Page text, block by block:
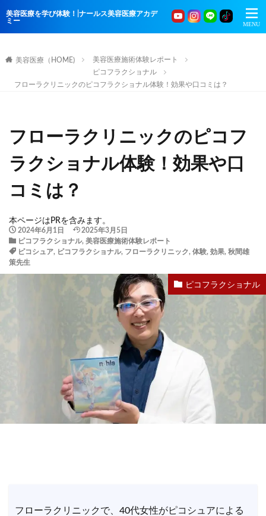
美容医療を学び体験！|ナールス美容医療アカデ
ミー
美容医療（HOME)
美容医療施術体験レポート
ピコフラクショナル
フローラクリニックのピコフラクショナル体験！効果や口コミは？
フローラクリニックのピコフ
ラクショナル体験！効果や口
コミは？
本ページはPRを含みます。
2024年6月1日
2025年3月5日
ピコフラクショナル, 美容医療施術体験レポート
ピコシュア, ピコフラクショナル, フローラクリニック, 体験, 効果, 秋間雄
策先生
ピコフラクショナル
フローラクリニックで、40代女性がピコシュアによる